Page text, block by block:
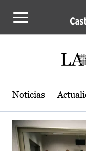
Actualidad
Noticias